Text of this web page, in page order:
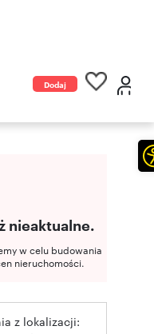
Dodaj
nieaktualne.
w celu budowania
nieruchomości.
z lokalizacji: